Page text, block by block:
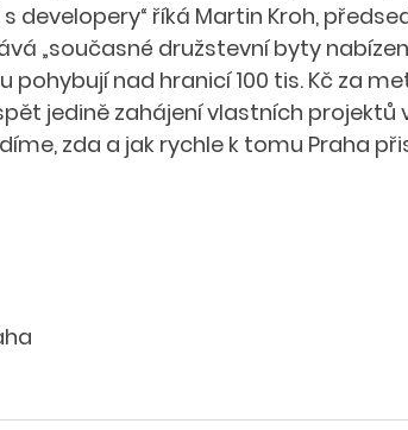
developery“ říká Martin Kroh,
„současné družstevní byty
pohybují nad hranicí 100 tis. Kč za
jedině zahájení vlastních projektů
zda a jak rychle k tomu Praha